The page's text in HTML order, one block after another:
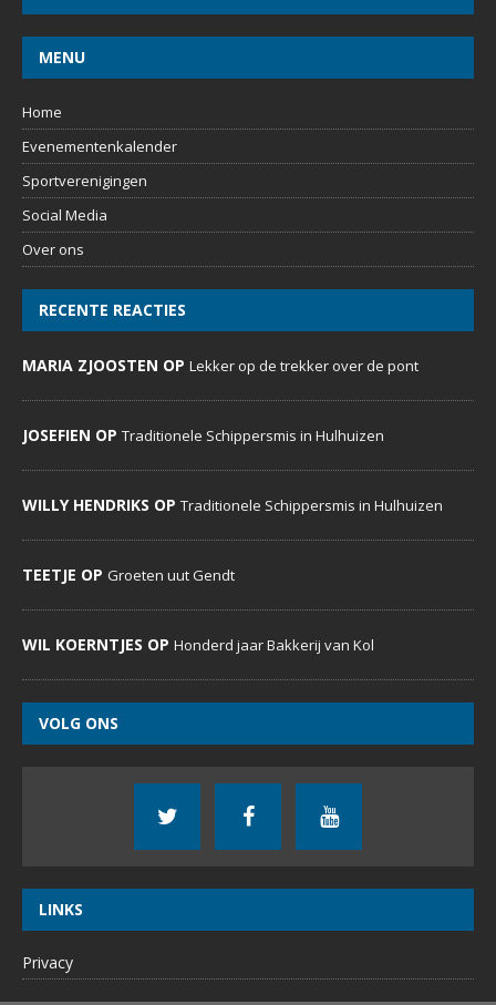
MENU
Home
Evenementenkalender
Sportverenigingen
Social Media
Over ons
RECENTE REACTIES
MARIA ZJOOSTEN OP Lekker op de trekker over de pont
JOSEFIEN OP Traditionele Schippersmis in Hulhuizen
WILLY HENDRIKS OP Traditionele Schippersmis in Hulhuizen
TEETJE OP Groeten uut Gendt
WIL KOERNTJES OP Honderd jaar Bakkerij van Kol
VOLG ONS
LINKS
Privacy